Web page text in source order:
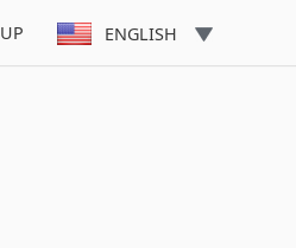
ENGLISH
Cristo